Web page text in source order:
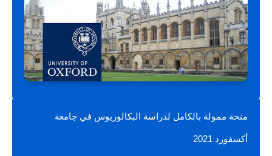
أكسفورد 2021